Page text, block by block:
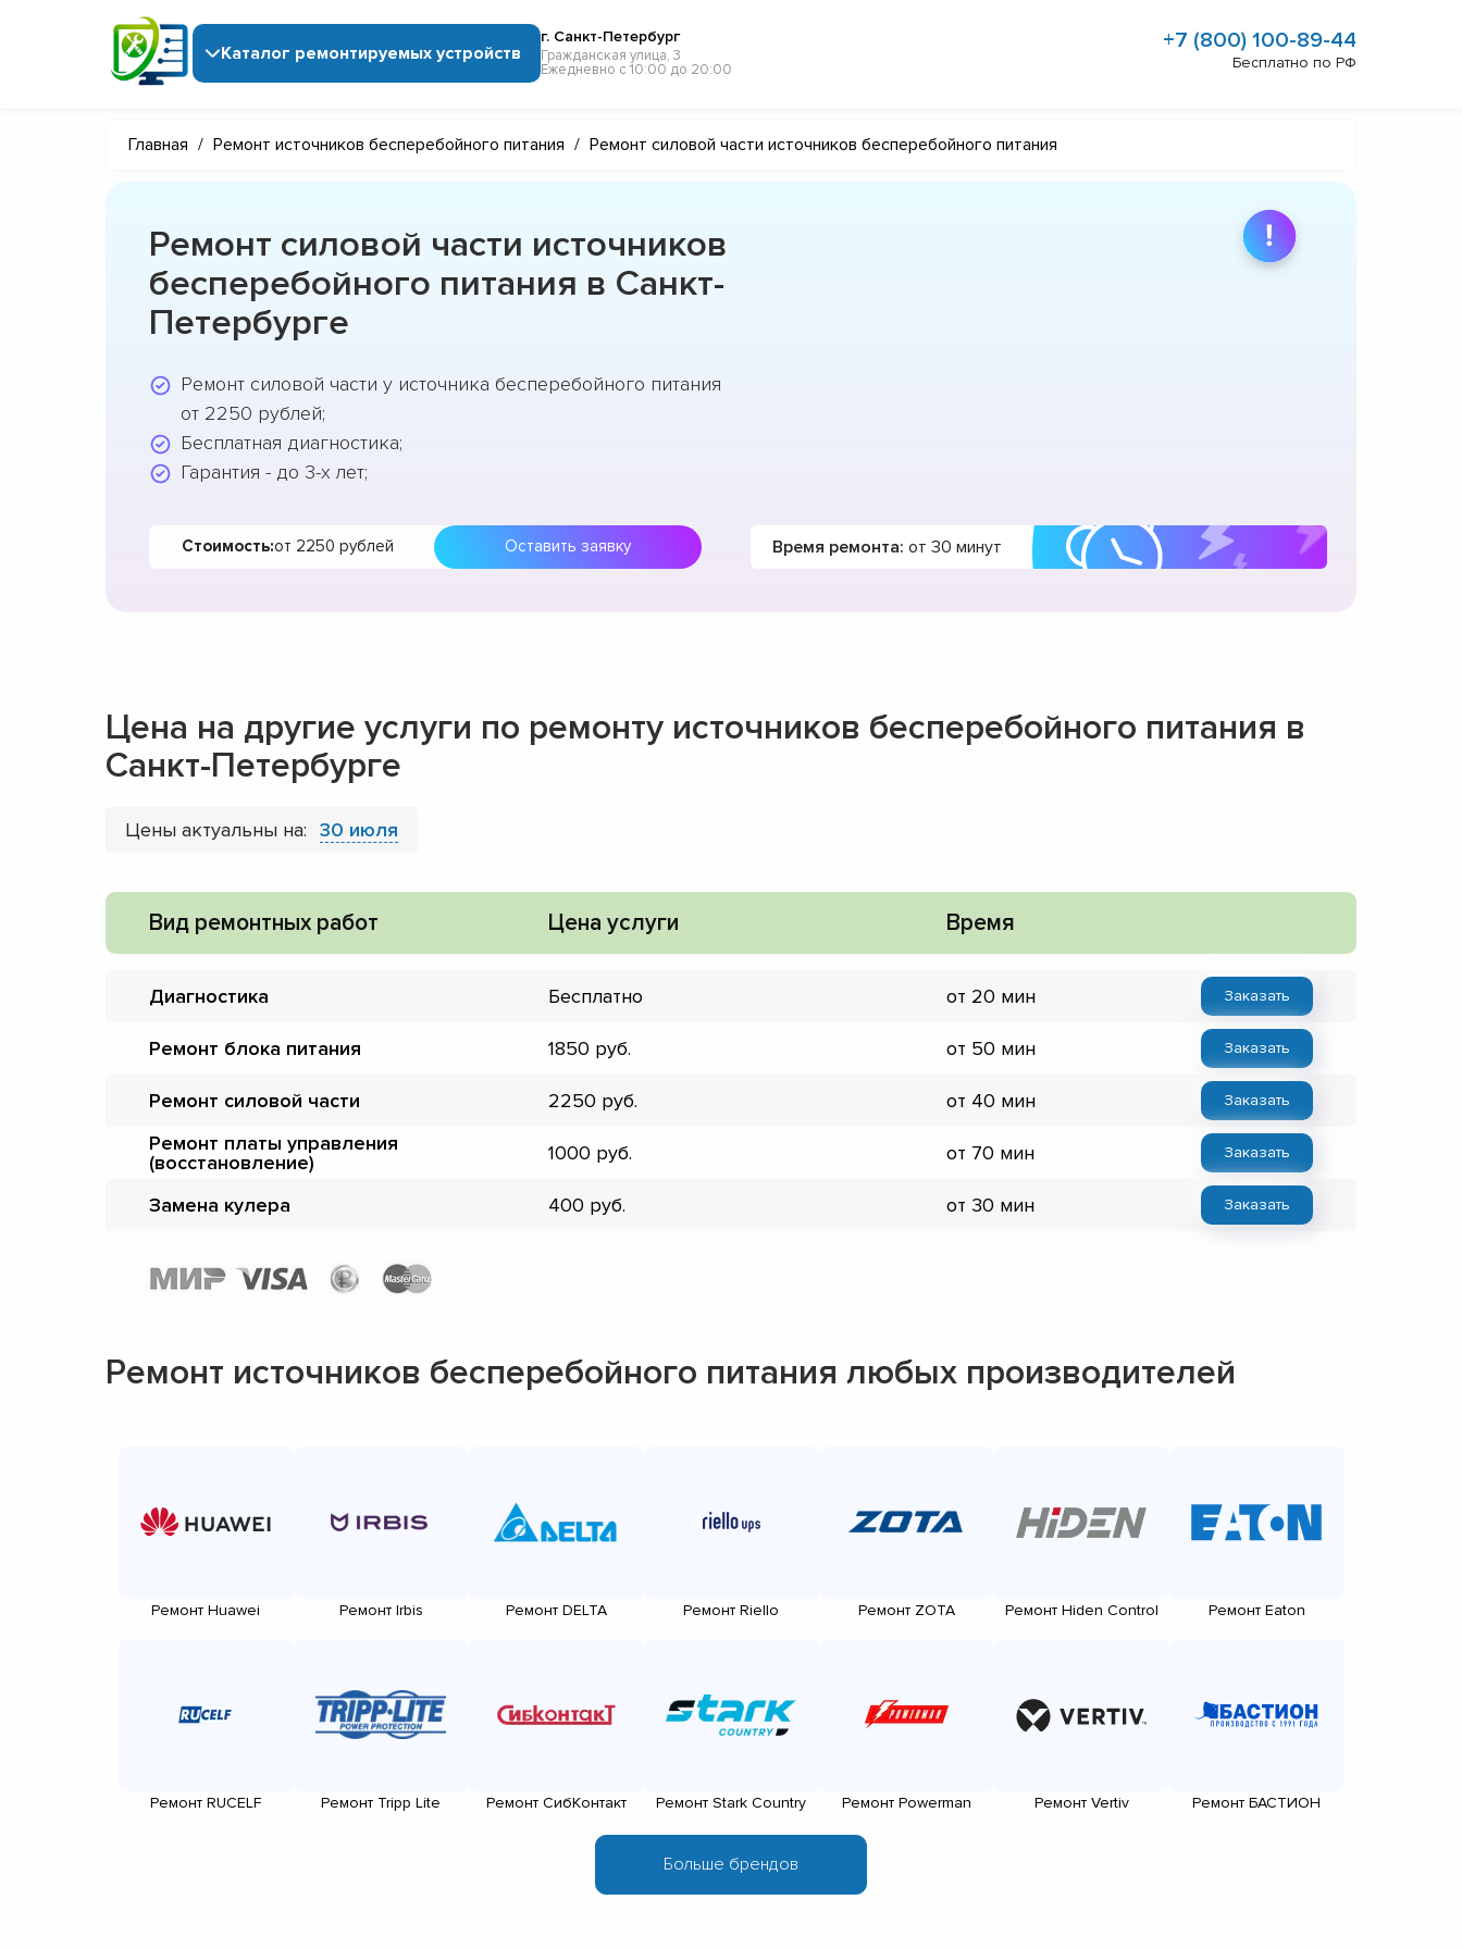
Каталог ремонтируемых устройств
г. Санкт-Петербург
Гражданская улица, 3
Ежедневно с 10:00 до 20:00
+7 (800) 100-89-44
Бесплатно по РФ
Главная / Ремонт источников бесперебойного питания / Ремонт силовой части источников бесперебойного питания
Ремонт силовой части источников
бесперебойного питания в Санкт-
Петербурге
Ремонт силовой части у источника бесперебойного питания
от 2250 рублей;
Бесплатная диагностика;
Гарантия - до 3-х лет;
Стоимость:от 2250 рублей Оставить заявку Время ремонта: от 30 минут
Цена на другие услуги по ремонту источников бесперебойного питания в
Санкт-Петербурге
Цены актуальны на: 30 июля
Вид ремонтных работ Цена услуги Время
Диагностика Бесплатно от 20 мин Заказать
Ремонт блока питания 1850 от 50 мин Заказать
Ремонт силовой части 2250 от 40 мин Заказать
Ремонт платы управления
(восстановление)
1000 от 70 мин Заказать
Замена кулера 400 от 30 мин Заказать
Ремонт источников бесперебойного питания любых производителей
Ремонт Huawei Ремонт Irbis Ремонт DELTA Ремонт Riello Ремонт ZOTA Ремонт Hiden Control Ремонт Eaton
Ремонт RUCELF Ремонт Tripp Lite Ремонт СибКонтакт Ремонт Stark Country Ремонт Powerman Ремонт Vertiv Ремонт БАСТИОН
▼